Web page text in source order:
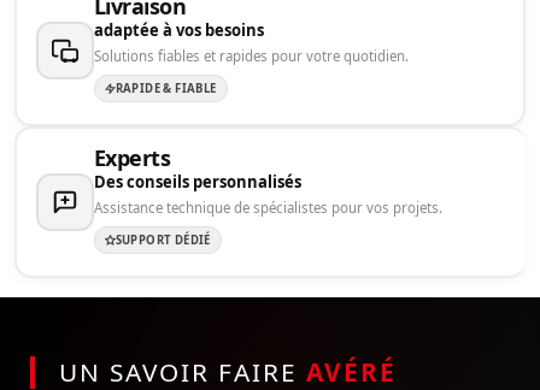
Livraison
adaptée à vos besoins
Solutions fiables et rapides pour votre quotidien.
RAPIDE & FIABLE
Experts
Des conseils personnalisés
Assistance technique de spécialistes pour vos projets.
SUPPORT DÉDIÉ
UN SAVOIR FAIRE AVÉRÉ